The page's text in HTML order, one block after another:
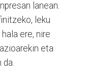
lanean.
leku
ere, nire
eta
da.